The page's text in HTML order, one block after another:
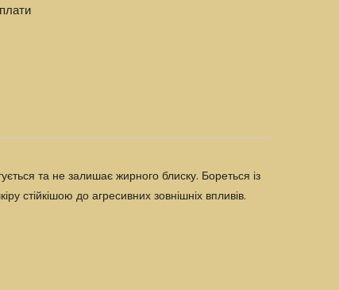
та не залишає жирного блиску. Бореться із
стійкішою до агресивних зовнішніх впливів.